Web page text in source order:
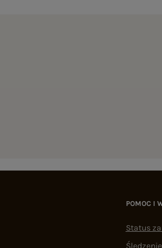
POMOC I
Status